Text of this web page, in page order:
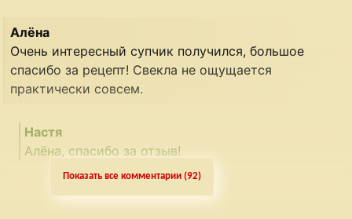
Алёна
Очень интересный супчик получился, большое
спасибо за рецепт! Свекла не ощущается
практически совсем.
Настя
Алёна, спасибо за отзыв!
Анастасия
Показать все комментарии (92)